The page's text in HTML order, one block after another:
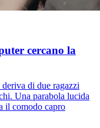
cercano la
di due ragazzi
Una parabola lucida
il comodo capro